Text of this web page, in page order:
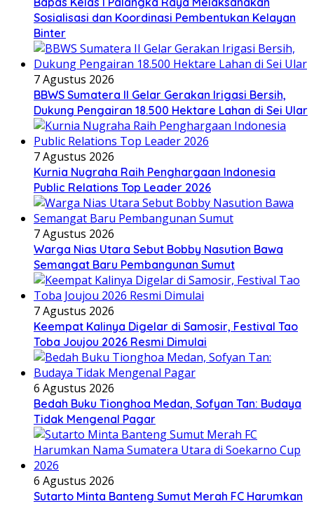
Sosialisasi dan Koordinasi Pembentukan Kelayan
Binter
7 Agustus 2026
BBWS Sumatera II Gelar Gerakan Irigasi Bersih,
Dukung Pengairan 18.500 Hektare Lahan di Sei Ular
7 Agustus 2026
Kurnia Nugraha Raih Penghargaan Indonesia
Public Relations Top Leader 2026
7 Agustus 2026
Warga Nias Utara Sebut Bobby Nasution Bawa
Semangat Baru Pembangunan Sumut
7 Agustus 2026
Keempat Kalinya Digelar di Samosir, Festival Tao
Toba Joujou 2026 Resmi Dimulai
6 Agustus 2026
Bedah Buku Tionghoa Medan, Sofyan Tan: Budaya
Tidak Mengenal Pagar
6 Agustus 2026
Sutarto Minta Banteng Sumut Merah FC Harumkan